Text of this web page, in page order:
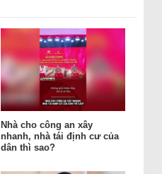
Nhà cho công an xây
nhanh, nhà tái định cư của
dân thì sao?